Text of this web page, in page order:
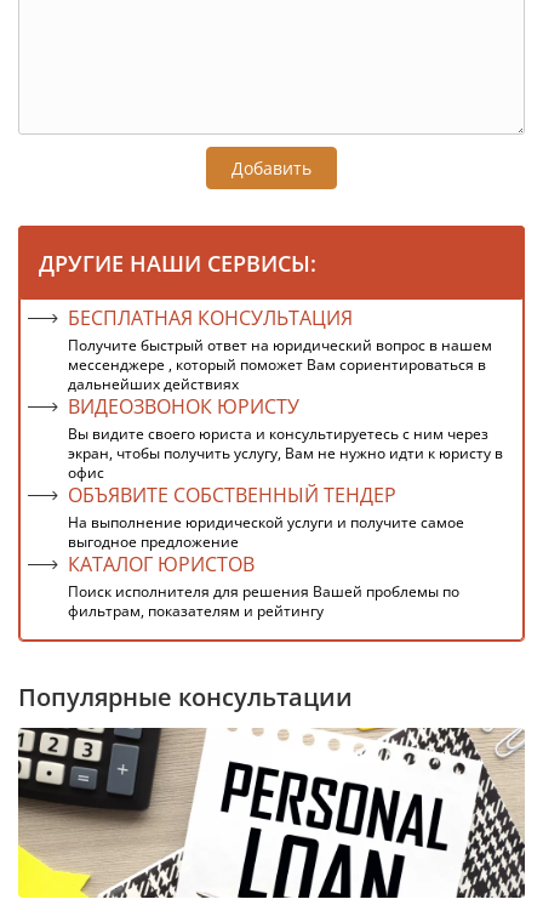
Добавить
ДРУГИЕ НАШИ СЕРВИСЫ:
БЕСПЛАТНАЯ КОНСУЛЬТАЦИЯ
Получите быстрый ответ на юридический вопрос в нашем
мессенджере , который поможет Вам сориентироваться в
дальнейших действиях
ВИДЕОЗВОНОК ЮРИСТУ
Вы видите своего юриста и консультируетесь с ним через
экран, чтобы получить услугу, Вам не нужно идти к юристу в
офис
ОБЪЯВИТЕ СОБСТВЕННЫЙ ТЕНДЕР
На выполнение юридической услуги и получите самое
выгодное предложение
КАТАЛОГ ЮРИСТОВ
Поиск исполнителя для решения Вашей проблемы по
фильтрам, показателям и рейтингу
Популярные консультации